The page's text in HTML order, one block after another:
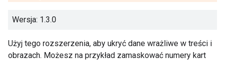
Wersja: 1.3.0
Użyj tego rozszerzenia, aby ukryć dane wrażliwe w treści i
obrazach. Możesz na przykład zamaskować numery kart